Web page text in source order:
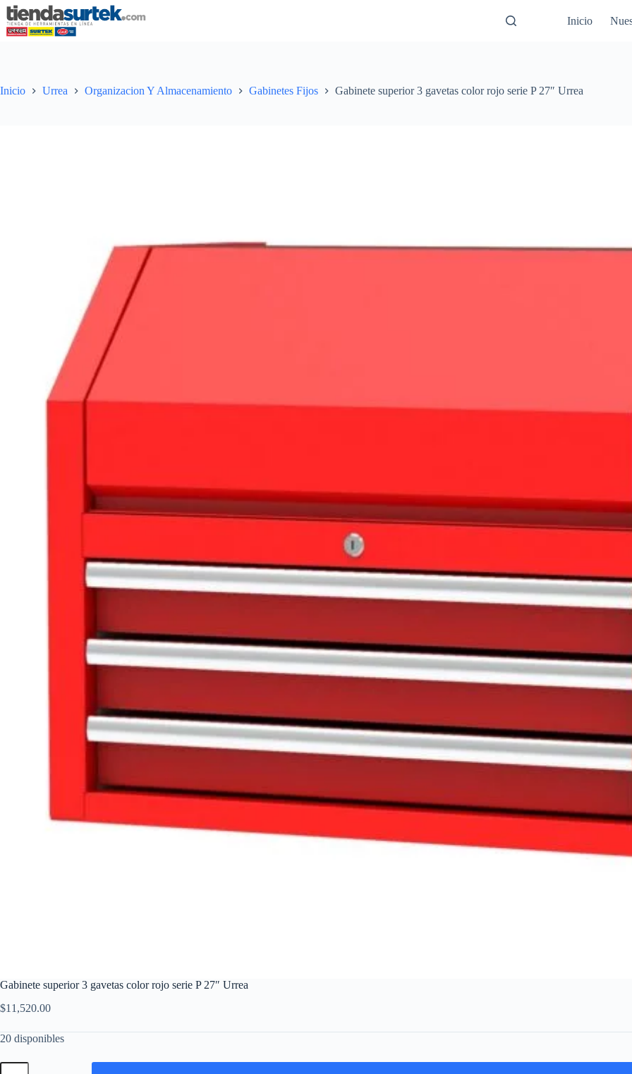
Saltar
al
contenido
Inicio
Inicio Urrea Organizacion Y Almacenamiento Gabinetes Fijos Gabinete superior 3 gavetas color rojo serie P 27″ Urrea
Gabinete superior 3 gavetas color rojo serie P 27″ Urrea
$11,520.00
20 disponibles
Gabinete